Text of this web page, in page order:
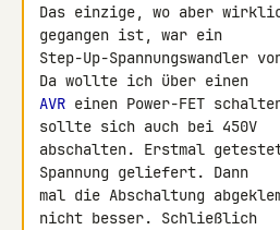
Das einzige, wo aber
gegangen ist, war ein
Step-Up-Spannungswandler
AVR einen Power-FET
sollte sich auch bei 450V
abschalten. Erstmal
Spannung geliefert. Dann
mal die Abschaltung
nicht besser. Schließlich